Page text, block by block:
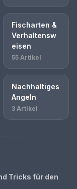
Fischarten &
Verhaltensw
eisen
55 Artikel
Nachhaltiges
Angeln
3 Artikel
Tricks für den